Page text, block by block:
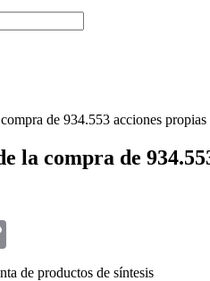
de 934.553 acciones propias
la compra de